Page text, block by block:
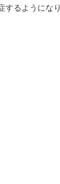
するようになり